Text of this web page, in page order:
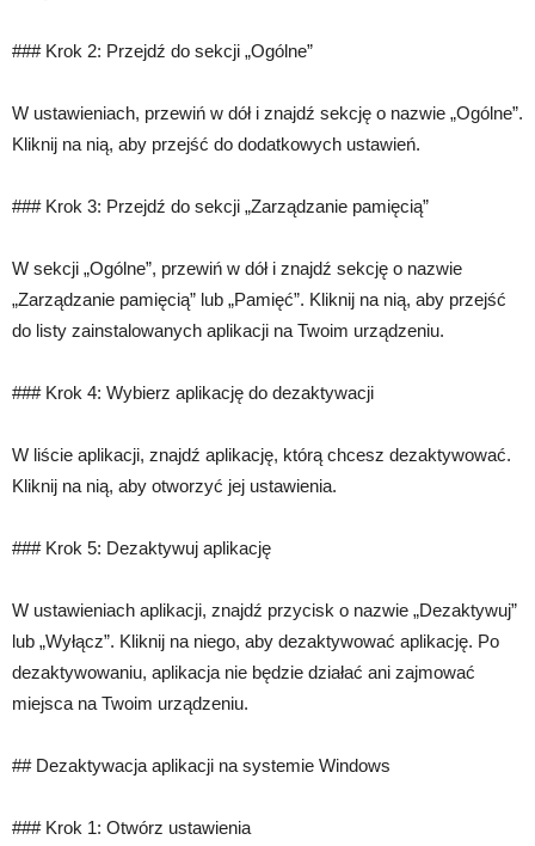
### Krok 2: Przejdź do sekcji „Ogólne”
W ustawieniach, przewiń w dół i znajdź sekcję o nazwie „Ogólne”.
Kliknij na nią, aby przejść do dodatkowych ustawień.
### Krok 3: Przejdź do sekcji „Zarządzanie pamięcią”
W sekcji „Ogólne”, przewiń w dół i znajdź sekcję o nazwie
„Zarządzanie pamięcią” lub „Pamięć”. Kliknij na nią, aby przejść
do listy zainstalowanych aplikacji na Twoim urządzeniu.
### Krok 4: Wybierz aplikację do dezaktywacji
W liście aplikacji, znajdź aplikację, którą chcesz dezaktywować.
Kliknij na nią, aby otworzyć jej ustawienia.
### Krok 5: Dezaktywuj aplikację
W ustawieniach aplikacji, znajdź przycisk o nazwie „Dezaktywuj”
lub „Wyłącz”. Kliknij na niego, aby dezaktywować aplikację. Po
dezaktywowaniu, aplikacja nie będzie działać ani zajmować
miejsca na Twoim urządzeniu.
## Dezaktywacja aplikacji na systemie Windows
### Krok 1: Otwórz ustawienia